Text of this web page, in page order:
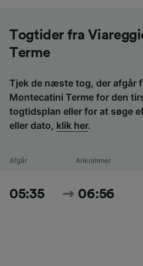
Togtider fra
Terme
Tjek de næste tog, der afgår
Montecatini Terme for den
togtidsplan eller for at søge
eller dato, klik her.
Afgår Ankommer
05:35 06:56